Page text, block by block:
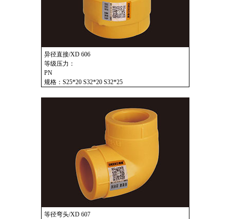
异径直接/XD 606
等级压力：
PN
规格：S25*20 S32*20 S32*25
等径弯头/XD 607